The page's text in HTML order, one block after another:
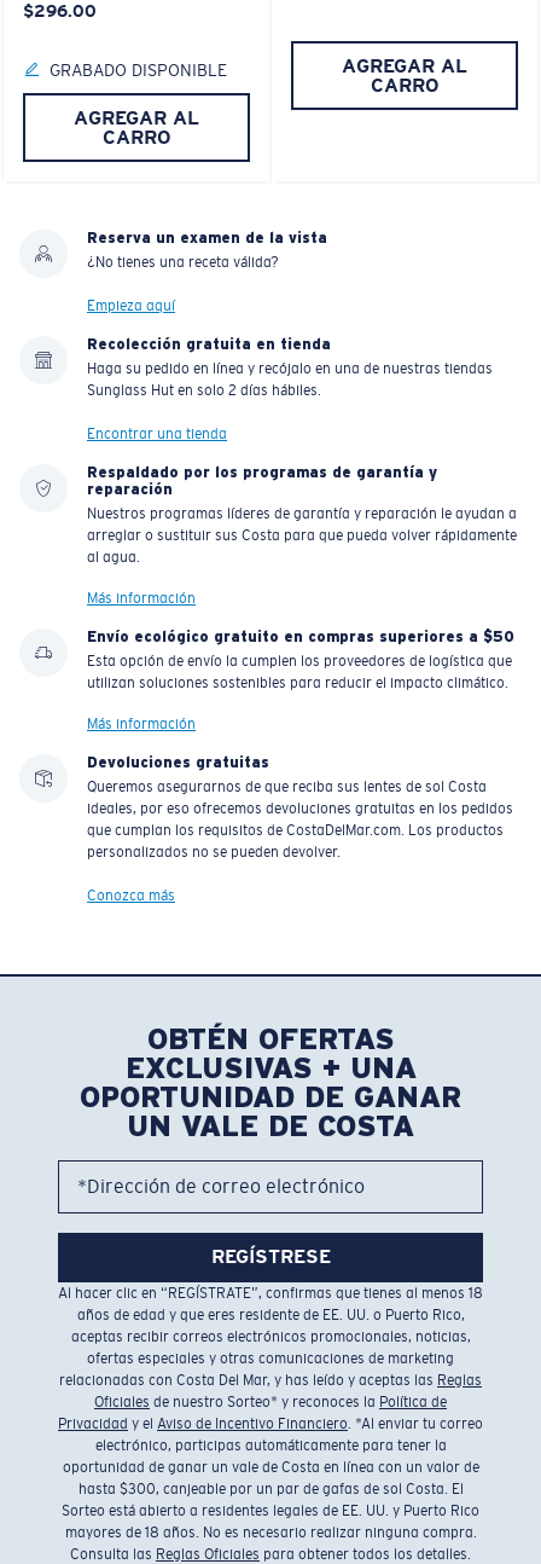
$296.00
GRABADO DISPONIBLE
AGREGAR AL
CARRO
AGREGAR AL
CARRO
Reserva un examen de la vista
¿No tienes una receta válida?
Empieza aquí
Recolección gratuita en tienda
Haga su pedido en línea y recójalo en una de nuestras tiendas
Sunglass Hut en solo 2 días hábiles.
Encontrar una tienda
Respaldado por los programas de garantía y
reparación
Nuestros programas líderes de garantía y reparación le ayudan a
arreglar o sustituir sus Costa para que pueda volver rápidamente
al agua.
Más información
Envío ecológico gratuito en compras superiores a $50
Esta opción de envío la cumplen los proveedores de logística que
utilizan soluciones sostenibles para reducir el impacto climático.
Más información
Devoluciones gratuitas
Queremos asegurarnos de que reciba sus lentes de sol Costa
ideales, por eso ofrecemos devoluciones gratuitas en los pedidos
que cumplan los requisitos de CostaDelMar.com. Los productos
personalizados no se pueden devolver.
Conozca más
OBTÉN OFERTAS
EXCLUSIVAS + UNA
OPORTUNIDAD DE GANAR
UN VALE DE COSTA
*Dirección de correo electrónico
REGÍSTRESE
Al hacer clic en “REGÍSTRATE”, confirmas que tienes al menos 18
años de edad y que eres residente de EE. UU. o Puerto Rico,
aceptas recibir correos electrónicos promocionales, noticias,
ofertas especiales y otras comunicaciones de marketing
relacionadas con Costa Del Mar, y has leído y aceptas las Reglas
Oficiales de nuestro Sorteo* y reconoces la Política de
Privacidad y el Aviso de Incentivo Financiero. *Al enviar tu correo
electrónico, participas automáticamente para tener la
oportunidad de ganar un vale de Costa en línea con un valor de
hasta $300, canjeable por un par de gafas de sol Costa. El
Sorteo está abierto a residentes legales de EE. UU. y Puerto Rico
mayores de 18 años. No es necesario realizar ninguna compra.
Consulta las Reglas Oficiales para obtener todos los detalles.